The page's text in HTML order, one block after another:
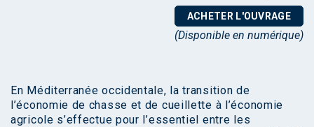
ACHETER L'OUVRAGE
(Disponible en numérique)
En Méditerranée occidentale, la transition de
l’économie de chasse et de cueillette à l’économie
agricole s’effectue pour l’essentiel entre les